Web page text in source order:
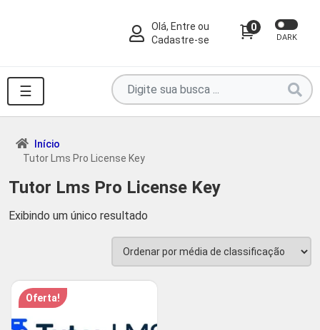
Olá, Entre ou
Cadastre-se
0
DARK
☰
Pesquise
por
produtos
...
Início
Tutor Lms Pro License Key
Tutor Lms Pro License Key
Exibindo um único resultado
Oferta!